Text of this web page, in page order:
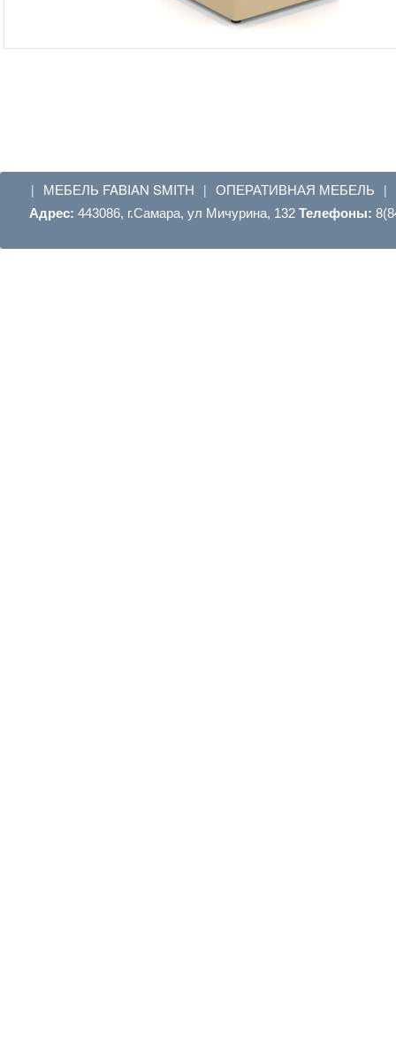
| МЕБЕЛЬ FABIAN SMITH | ОПЕРАТИВНАЯ МЕБЕЛЬ |
Адрес: 443086, г.Самара, ул Мичурина, 132 Телефоны: